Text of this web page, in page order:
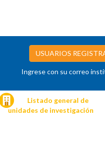
USUARIOS
Ingrese con su correo
Listado general de
unidades de investigación